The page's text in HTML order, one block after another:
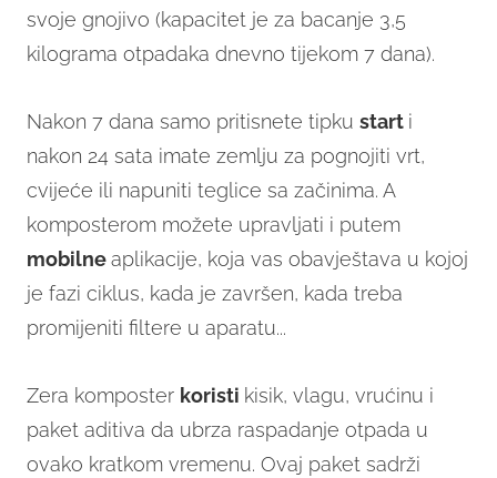
svoje gnojivo (kapacitet je za bacanje 3,5
kilograma otpadaka dnevno tijekom 7 dana).
Nakon 7 dana samo pritisnete tipku start i
nakon 24 sata imate zemlju za pognojiti vrt,
cvijeće ili napuniti teglice sa začinima. A
komposterom možete upravljati i putem
mobilneaplikacije, koja vas obavještava u kojoj
je fazi ciklus, kada je završen, kada treba
promijeniti filtere u aparatu...
Zera komposter koristi kisik, vlagu, vrućinu i
paket aditiva da ubrza raspadanje otpada u
ovako kratkom vremenu. Ovaj paket sadrži